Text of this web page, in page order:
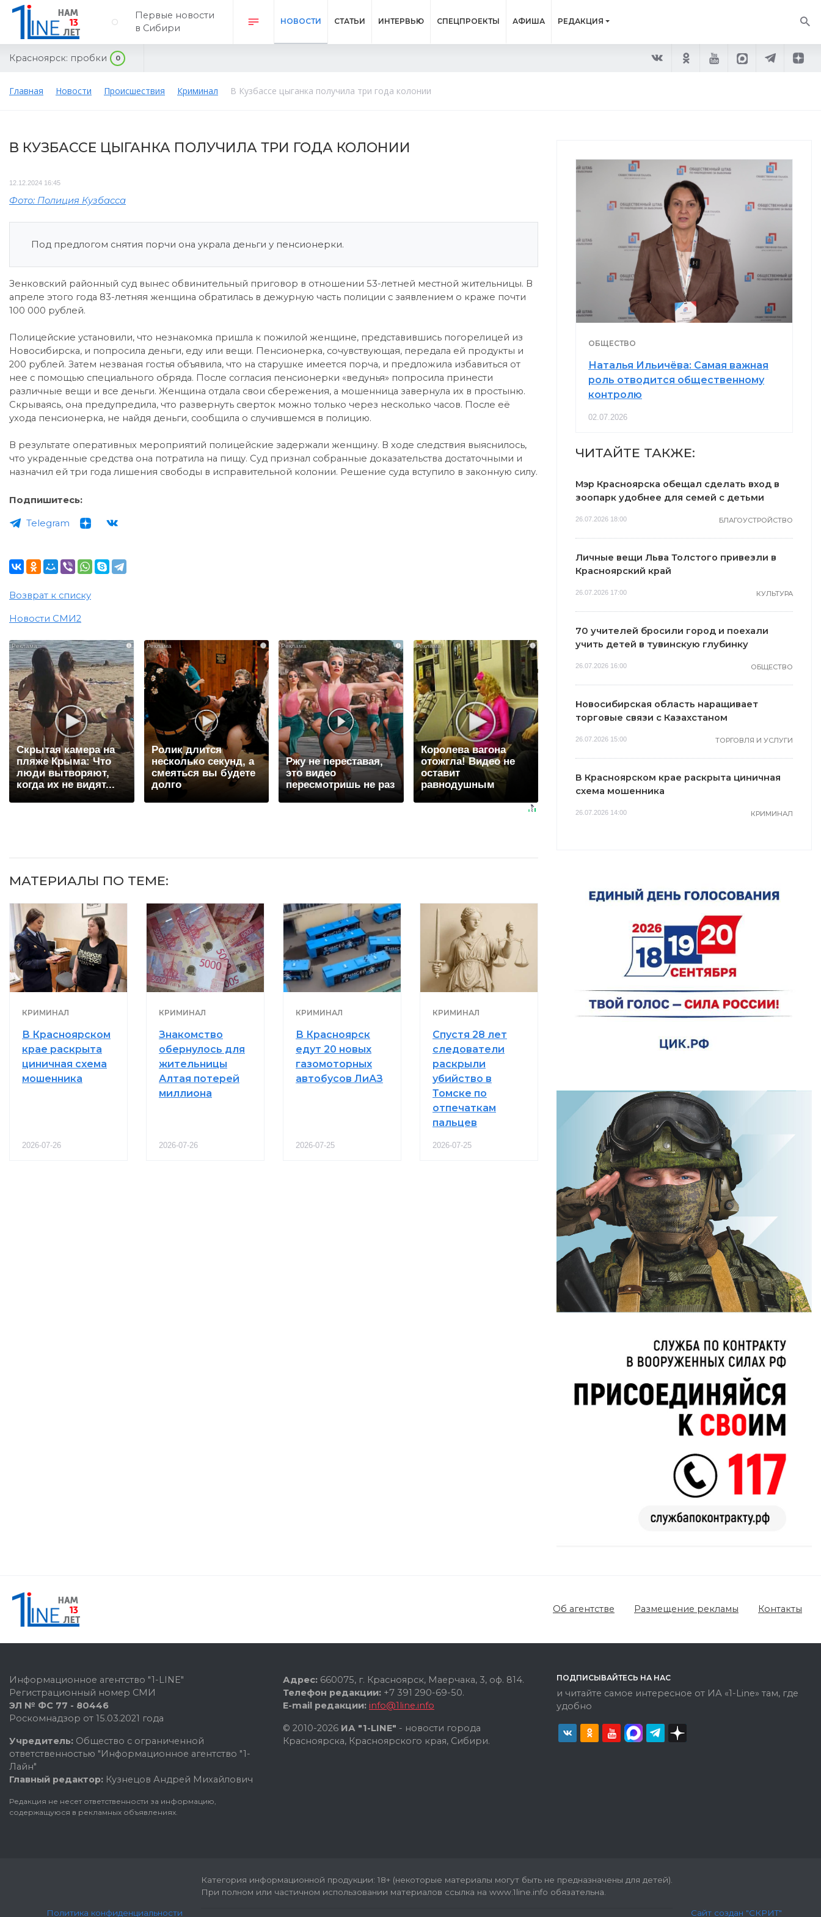
Первые новости
в Сибири
НОВОСТИ СТАТЬИ ИНТЕРВЬЮ СПЕЦПРОЕКТЫ АФИША РЕДАКЦИЯ
Красноярск: пробки 0
Главная Новости Происшествия Криминал В Кузбассе цыганка получила три года колонии
В КУЗБАССЕ ЦЫГАНКА ПОЛУЧИЛА ТРИ ГОДА КОЛОНИИ
12.12.2024 16:45
Фото: Полиция Кузбасса
Под предлогом снятия порчи она украла деньги у пенсионерки.
Зенковский районный суд вынес обвинительный приговор в отношении 53-летней местной жительницы. В
апреле этого года 83-летняя женщина обратилась в дежурную часть полиции с заявлением о краже почти
100 000 рублей.
Полицейские установили, что незнакомка пришла к пожилой женщине, представившись погорелицей из
Новосибирска, и попросила деньги, еду или вещи. Пенсионерка, сочувствующая, передала ей продукты и
200 рублей. Затем незваная гостья объявила, что на старушке имеется порча, и предложила избавиться от
нее с помощью специального обряда. После согласия пенсионерки «ведунья» попросила принести
различные вещи и все деньги. Женщина отдала свои сбережения, а мошенница завернула их в простыню.
Скрываясь, она предупредила, что развернуть сверток можно только через несколько часов. После её
ухода пенсионерка, не найдя деньги, сообщила о случившемся в полицию.
В результате оперативных мероприятий полицейские задержали женщину. В ходе следствия выяснилось,
что украденные средства она потратила на пищу. Суд признал собранные доказательства достаточными и
назначил ей три года лишения свободы в исправительной колонии. Решение суда вступило в законную силу.
Подпишитесь:
Telegram
Возврат к списку
Новости СМИ2
i
Скрытая камера на
пляже Крыма: Что
люди вытворяют,
когда их не видят...
i
Ролик длится
несколько секунд, а
смеяться вы будете
долго
i
Ржу не переставая,
это видео
пересмотришь не раз
i
Королева вагона
отожгла! Видео не
оставит
равнодушным
МАТЕРИАЛЫ ПО ТЕМЕ:
КРИМИНАЛ
В Красноярском
крае раскрыта
циничная схема
мошенника
2026-07-26
КРИМИНАЛ
Знакомство
обернулось для
жительницы
Алтая потерей
миллиона
2026-07-26
КРИМИНАЛ
В Красноярск
едут 20 новых
газомоторных
автобусов ЛиАЗ
2026-07-25
КРИМИНАЛ
Спустя 28 лет
следователи
раскрыли
убийство в
Томске по
отпечаткам
пальцев
2026-07-25
ОБЩЕСТВО
Наталья Ильичёва: Самая важная
роль отводится общественному
контролю
02.07.2026
ЧИТАЙТЕ ТАКЖЕ:
Мэр Красноярска обещал сделать вход в
зоопарк удобнее для семей с детьми
26.07.2026 18:00 БЛАГОУСТРОЙСТВО
Личные вещи Льва Толстого привезли в
Красноярский край
26.07.2026 17:00 КУЛЬТУРА
70 учителей бросили город и поехали
учить детей в тувинскую глубинку
26.07.2026 16:00 ОБЩЕСТВО
Новосибирская область наращивает
торговые связи с Казахстаном
26.07.2026 15:00 ТОРГОВЛЯ И УСЛУГИ
В Красноярском крае раскрыта циничная
схема мошенника
26.07.2026 14:00 КРИМИНАЛ
Об агентстве Размещение рекламы Контакты
Информационное агентство "1-LINE"
Регистрационный номер СМИ
ЭЛ № ФС 77 - 80446
Роскомнадзор от 15.03.2021 года
Учредитель: Общество с ограниченной
ответственностью "Информационное агентство "1-
Лайн"
Главный редактор: Кузнецов Андрей Михайлович
Редакция не несет ответственности за информацию,
содержащуюся в рекламных объявлениях.
Адрес: 660075, г. Красноярск, Маерчака, 3, оф. 814.
Телефон редакции: +7 391 290-69-50.
E-mail редакции: info@1line.info
© 2010-2026 ИА "1-LINE" - новости города
Красноярска, Красноярского края, Сибири.
ПОДПИСЫВАЙТЕСЬ НА НАС
и читайте самое интересное от ИА «1-Line» там, где
удобно
Политика конфиденциальности
Категория информационной продукции: 18+ (некоторые материалы могут быть не предназначены для детей).
При полном или частичном использовании материалов ссылка на www.1line.info обязательна.
Сайт создан "СКРИТ"